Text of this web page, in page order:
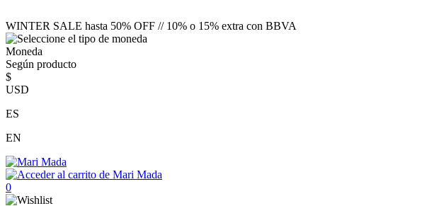
WINTER SALE hasta 50% OFF // 10% o 15% extra con BBVA
Moneda
Según producto
$
USD
ES
EN
0